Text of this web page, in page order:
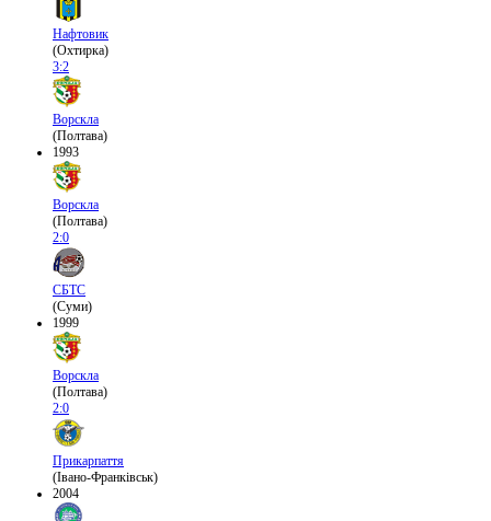
Нафтовик
(Охтирка)
3:2
Ворскла
(Полтава)
1993
Ворскла
(Полтава)
2:0
СБТС
(Суми)
1999
Ворскла
(Полтава)
2:0
Прикарпаття
(Івано-Франківськ)
2004